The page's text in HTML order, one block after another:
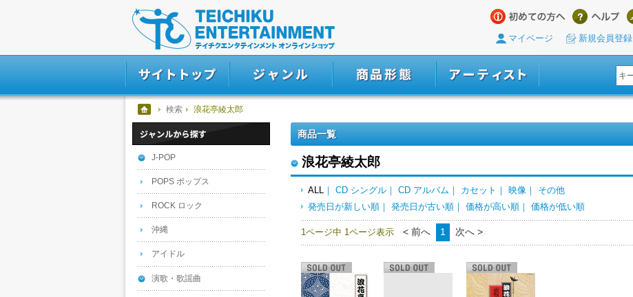
マイページ 新規会員登録
検索 浪花亭綾太郎
商品一覧
浪花亭綾太郎
ALL ｜ CD シングル ｜ CD アルバム ｜ カセット ｜ 映像 ｜ その他
発売日が新しい順 ｜ 発売日が古い順 ｜ 価格が高い順 ｜ 価格が低い順
1ページ中 1ページ表示 < 前へ 1 次へ >
J-POP
POPS ポップス
ROCK ロック
沖縄
アイドル
演歌・歌謡曲